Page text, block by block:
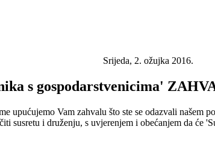
Srijeda, 2. ožujka 2016.
s gospodarstvenicima'
upućujemo Vam zahvalu što ste se odazvali
susretu i druženju, s uvjerenjem i obećanjem da će